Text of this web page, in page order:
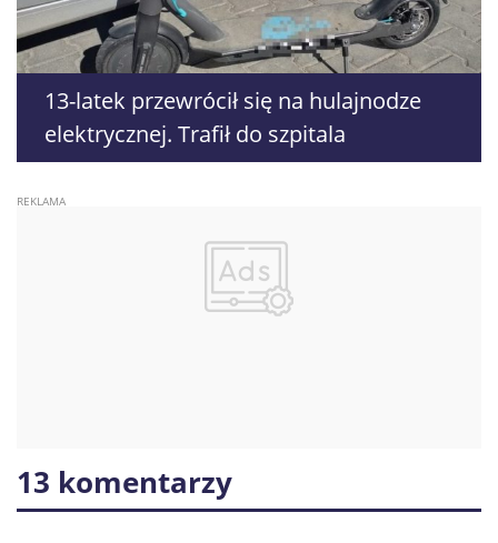
13-latek przewrócił się na hulajnodze
elektrycznej. Trafił do szpitala
13 komentarzy